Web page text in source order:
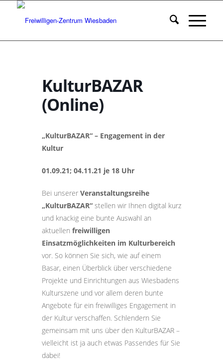
KulturBAZAR
(Online)
„KulturBAZAR“ – Engagement in der
Kultur
01.09.21; 04.11.21 je 18 Uhr
Bei unserer Veranstaltungsreihe
„KulturBAZAR“ stellen wir Ihnen digital kurz
und knackig eine bunte Auswahl an
aktuellen freiwilligen
Einsatzmöglichkeiten im Kulturbereich
vor. So können Sie sich, wie auf einem
Basar, einen Überblick über verschiedene
Projekte und Einrichtungen aus Wiesbadens
Kulturszene und vor allem deren bunte
Angebote für ein freiwilliges Engagement in
der Kultur verschaffen. Schlendern Sie
gemeinsam mit uns über den KulturBAZAR –
vielleicht ist ja auch etwas Passendes für Sie
dabei!